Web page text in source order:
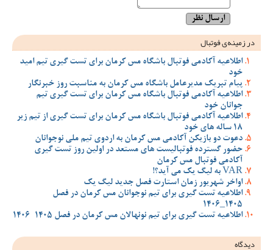
در زمینه‌ی فوتبال
اطلاعیه آکادمی فوتبال باشگاه مس کرمان برای تست گیری تیم امید
خود
پیام تبریک مدیرعامل باشگاه مس کرمان به مناسبت روز خبرنگار
اطلاعیه آکادمی فوتبال باشگاه مس کرمان برای تست گیری تیم
جوانان خود
اطلاعیه آکادمی فوتبال باشگاه مس کرمان برای تست گیری از تیم زیر
18 ساله های خود
دعوت دو بازیکن آکادمی مس کرمان به اردوی تیم ملی نوجوانان
حضور گسترده فوتبالیست های مستعد در اولین روز تست گیری
آکادمی فوتبال مس کرمان
VAR به لیگ یک می آید؟!
اواخر شهریور زمان استارت فصل جدید لیگ یک
اطلاعیه تست گیری برای تیم نوجوانان مس کرمان در فصل
1405_1406
اطلاعیه تست گیری برای تیم نونهالان مس کرمان در فصل 1405-1406
دیدگاه